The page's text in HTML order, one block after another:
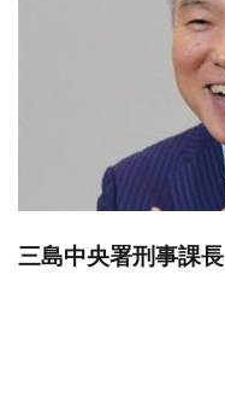
三島中央署刑事課長